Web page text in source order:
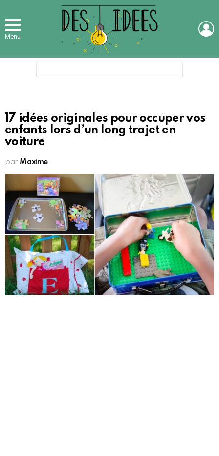
Menu
17 idées originales pour occuper vos
enfants lors d’un long trajet en
voiture
par Maxime